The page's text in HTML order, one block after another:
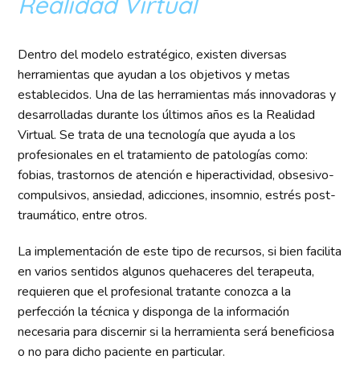
Dentro del modelo estratégico, existen diversas
herramientas que ayudan a los objetivos y metas
establecidos. Una de las herramientas más innovadoras y
desarrolladas durante los últimos años es la Realidad
Virtual. Se trata de una tecnología que ayuda a los
profesionales en el tratamiento de patologías como:
fobias, trastornos de atención e hiperactividad, obsesivo-
compulsivos, ansiedad, adicciones, insomnio, estrés post-
traumático, entre otros.
La implementación de este tipo de recursos, si bien facilita
en varios sentidos algunos quehaceres del terapeuta,
requieren que el profesional tratante conozca a la
perfección la técnica y disponga de la información
necesaria para discernir si la herramienta será beneficiosa
o no para dicho paciente en particular.